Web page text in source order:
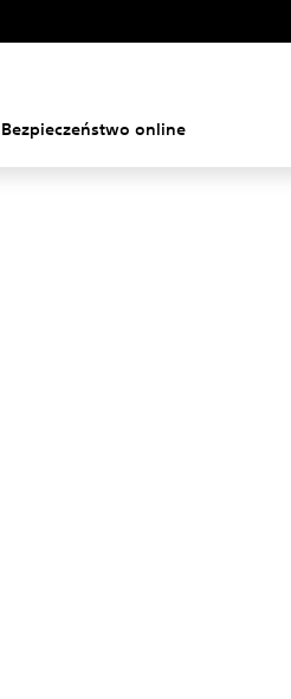
Bezpieczeństwo online